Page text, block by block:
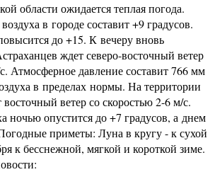
области ожидается теплая погода.
в городе составит +9 градусов.
до +15. К вечеру вновь
ждет северо-восточный ветер
Атмосферное давление составит 766 мм
в пределах нормы. На территории
восточный ветер со скоростью 2-6 м/с.
ночью опустится до +7 градусов, а днем
приметы: Луна в кругу - к сухой
к бесснежной, мягкой и короткой зиме.